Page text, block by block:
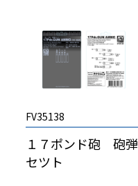
FV35138
１７ポンド砲 砲弾
セツト